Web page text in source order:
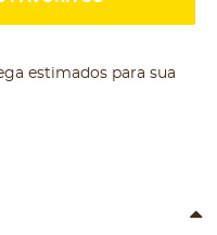
estimados para sua